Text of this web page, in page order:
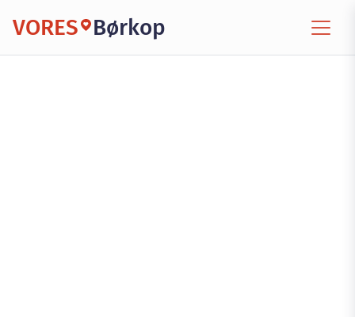
VORES Børkop